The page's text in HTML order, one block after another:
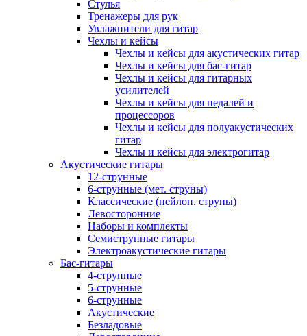
Стулья
Тренажеры для рук
Увлажнители для гитар
Чехлы и кейсы
Чехлы и кейсы для акустических гитар
Чехлы и кейсы для бас-гитар
Чехлы и кейсы для гитарных
усилителей
Чехлы и кейсы для педалей и
процессоров
Чехлы и кейсы для полуакустических
гитар
Чехлы и кейсы для электрогитар
Акустические гитары
12-струнные
6-струнные (мет. струны)
Классические (нейлон. струны)
Левосторонние
Наборы и комплекты
Семиструнные гитары
Электроакустические гитары
Бас-гитары
4-струнные
5-струнные
6-струнные
Акустические
Безладовые